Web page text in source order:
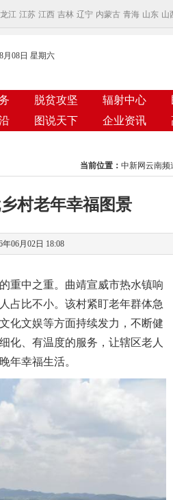
江 江苏 江西 吉林 辽宁 内蒙古 青海 山东 山
月08日 星期六
脱贫攻坚 辐射中心
图说天下 企业资讯
当前位置： 中新网云南频
村老年幸福图景
06月02日 18:08
中之重。曲靖宣威市热水镇响
占比不小。该村紧盯老年群体急
化文娱等方面持续发力，不断健
化、有温度的服务，让辖区老人
年幸福生活。